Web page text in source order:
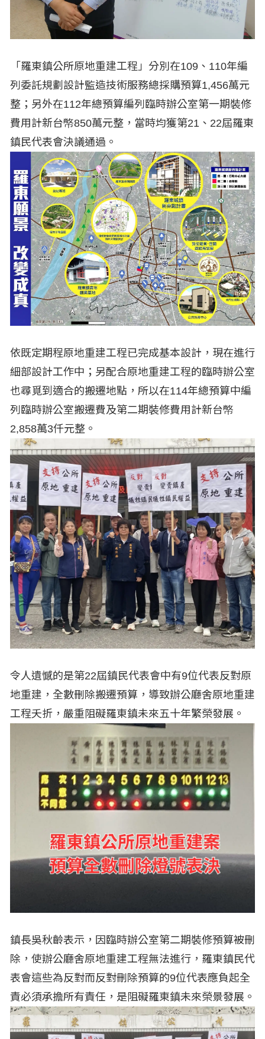
「羅東鎮公所原地重建工程」分別在109、110年編
列委託規劃設計監造技術服務總採購預算1,456萬元
整；另外在112年總預算編列臨時辦公室第一期裝修
費用計新台幤850萬元整，當時均獲第21、22屆羅東
鎮民代表會決議通過。
依既定期程原地重建工程已完成基本設計，現在進行
細部設計工作中；另配合原地重建工程的臨時辦公室
也尋覓到適合的搬遷地點，所以在114年總預算中編
列臨時辦公室搬遷費及第二期裝修費用計新台幤
2,858萬3仟元整。
令人遺憾的是第22屆鎮民代表會中有9位代表反對原
地重建，全數刪除搬遷預算，導致辦公廳舍原地重建
工程夭折，嚴重阻礙羅東鎮未來五十年繁榮發展。
鎮長吳秋齡表示，因臨時辦公室第二期裝修預算被刪
除，使辦公廳舍原地重建工程無法進行，羅東鎮民代
表會這些為反對而反對刪除預算的9位代表應負起全
責必須承擔所有責任，是阻礙羅東鎮未來榮景發展。